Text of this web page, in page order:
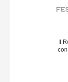
Il